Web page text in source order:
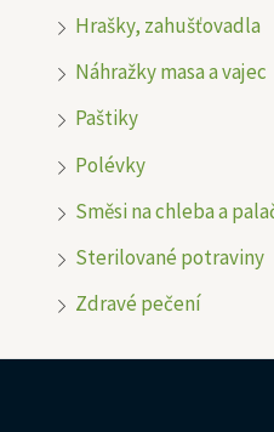
Hrašky, zahušťovadla
Náhražky masa a vajec
Paštiky
Polévky
Směsi na chleba a
Sterilované potraviny
Zdravé pečení